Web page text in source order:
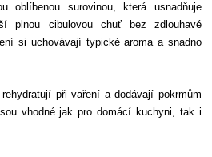
oblíbenou surovinou, která usnadňuje
plnou cibulovou chuť bez zdlouhavé
si uchovávají typické aroma a snadno
při vaření a dodávají pokrmům
vhodné jak pro domácí kuchyni, tak i